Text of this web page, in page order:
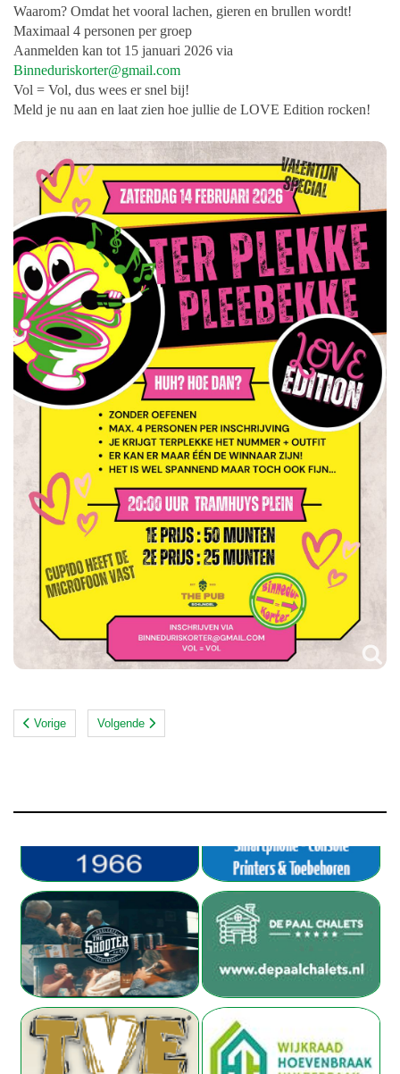
Waarom? Omdat het vooral lachen, gieren en brullen wordt!
Maximaal 4 personen per groep
Aanmelden kan tot 15 januari 2026 via
Binneduriskorter@gmail.com
Vol = Vol, dus wees er snel bij!
Meld je nu aan en laat zien hoe jullie de LOVE Edition rocken!
Vorige Volgende